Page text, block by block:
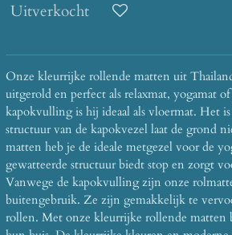
Uitverkocht
Onze kleurrijke rollende matten uit
uitgerold en perfect als relaxmat, yogamat of
kapokvulling is hij ideaal als vloermat. Het
structuur van de kapokvezel laat de grond
matten heb je de ideale metgezel voor de
gewatteerde structuur biedt stop en zorgt
Vanwege de kapokvulling zijn onze
buitengebruik. Ze zijn gemakkelijk te
rollen. Met onze kleurrijke rollende matten